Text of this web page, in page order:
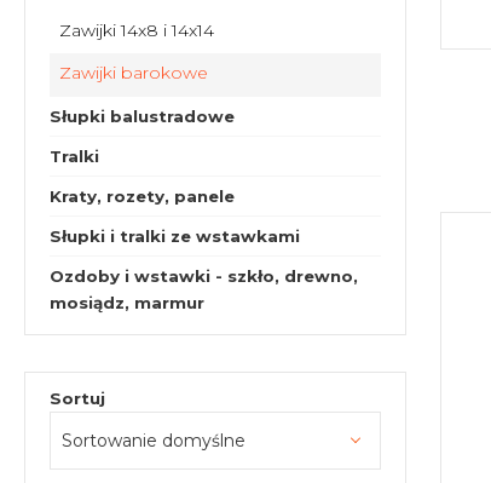
Zawijki 14x8 i 14x14
Zawijki barokowe
Słupki balustradowe
Tralki
Kraty, rozety, panele
Słupki i tralki ze wstawkami
Ozdoby i wstawki - szkło, drewno,
mosiądz, marmur
Sortuj
Sortowanie domyślne